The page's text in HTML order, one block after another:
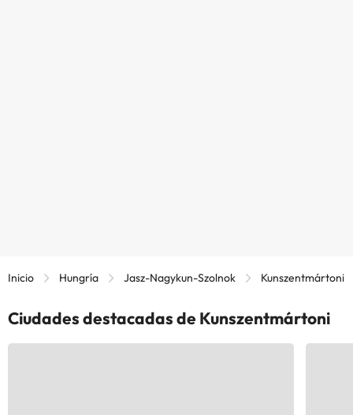
Inicio Hungría Jasz-Nagykun-Szolnok Kunszentmártoni
Ciudades destacadas de Kunszentmártoni